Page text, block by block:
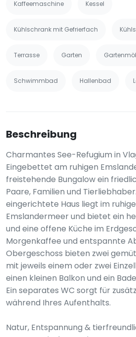
Kaffeemaschine Kessel
Kühlschrank mit Gefrierfach
Terrasse Garten
Schwimmbad Hallenbad
Beschreibung
Charmantes See-Refugium in
Eingebettet am ruhigen
freistehende Bungalow ein
Paare, Familien und
eingerichtete Haus liegt im
Emslandermeer und bietet ein
und eine offene Küche im
Morgenkaffee und entspannte
Obergeschoss bieten zwei
mit jeweils einem oder zwei
einen kleinen Balkon und ein
Ein separates WC sorgt für
während Ihres Aufenthalts.
Natur, Entspannung &